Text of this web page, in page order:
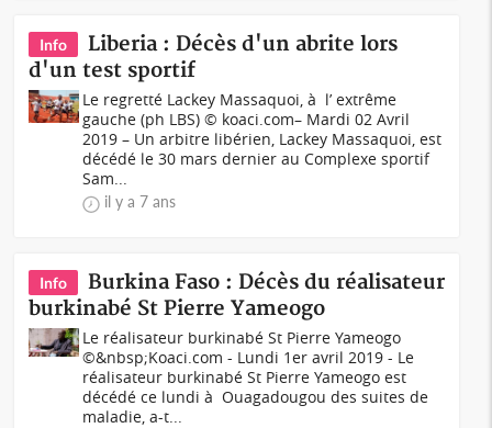
Info
Liberia : Décès d'un abrite lors
d'un test sportif
Le regretté Lackey Massaquoi, à l’ extrême
gauche (ph LBS) © koaci.com– Mardi 02 Avril
2019 – Un arbitre libérien, Lackey Massaquoi, est
décédé le 30 mars dernier au Complexe sportif
Sam...
il y a 7 ans
Info
Burkina Faso : Décès du réalisateur
burkinabé St Pierre Yameogo
Le réalisateur burkinabé St Pierre Yameogo
©&nbsp;Koaci.com - Lundi 1er avril 2019 - Le
réalisateur burkinabé St Pierre Yameogo est
décédé ce lundi à Ouagadougou des suites de
maladie, a-t...